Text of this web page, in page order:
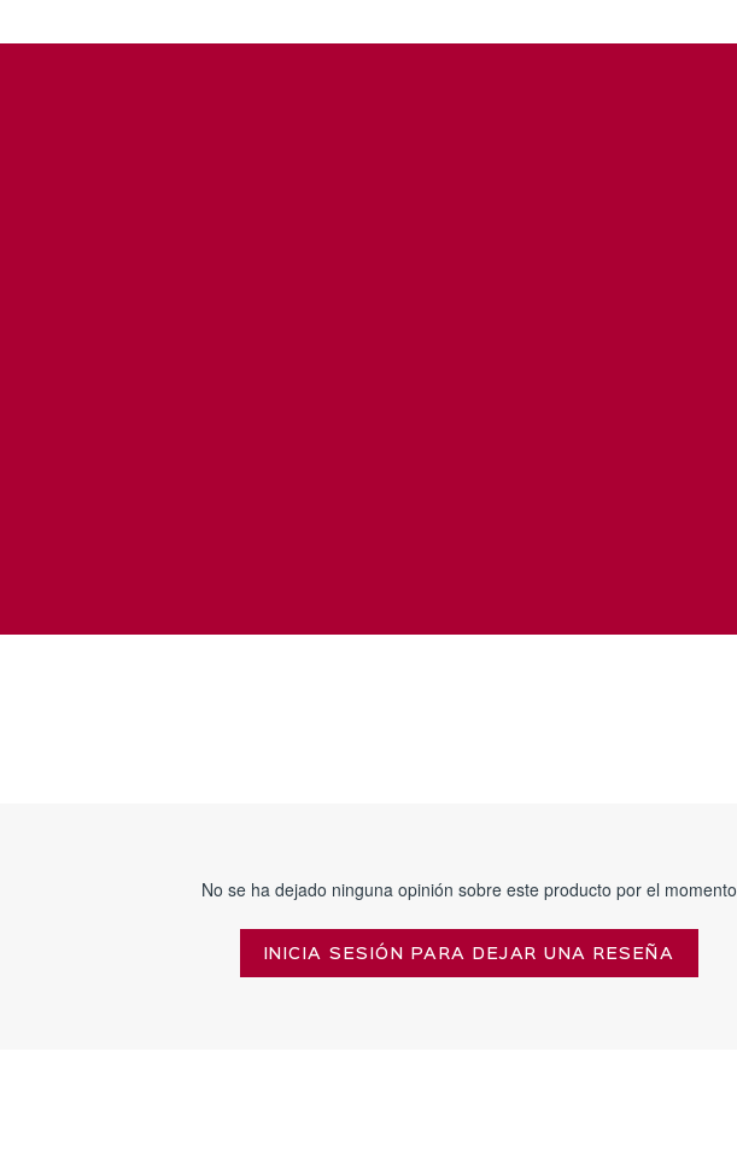
No se ha dejado ninguna opinión sobre este producto por el momento
INICIA SESIÓN PARA DEJAR UNA RESEÑA